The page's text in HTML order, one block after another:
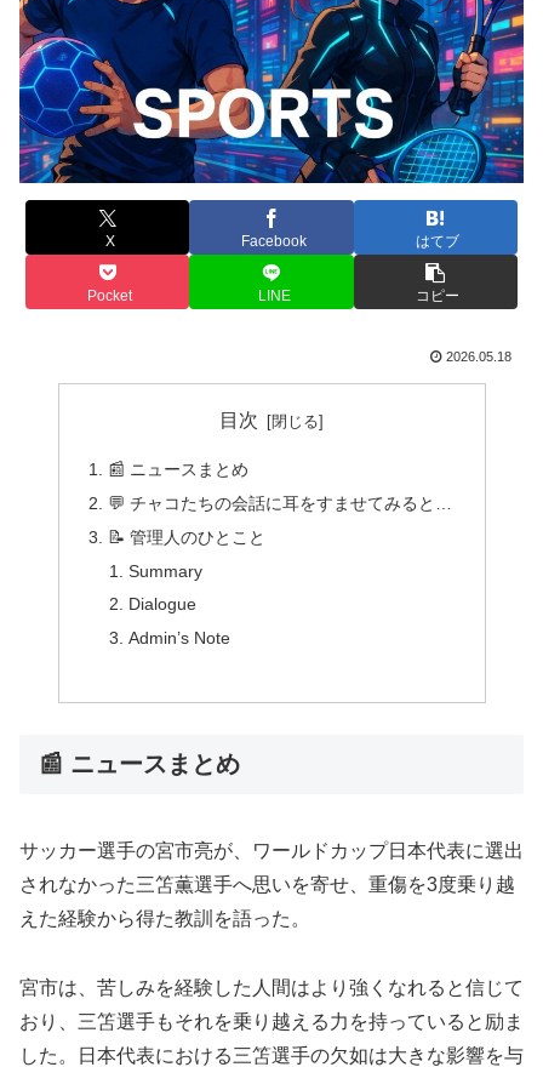
X Facebook はてブ
Pocket LINE コピー
2026.05.18
目次
📰 ニュースまとめ
💬 チャコたちの会話に耳をすませてみると…
📝 管理人のひとこと
Summary
Dialogue
Admin’s Note
📰 ニュースまとめ
サッカー選手の宮市亮が、ワールドカップ日本代表に選出
されなかった三笘薫選手へ思いを寄せ、重傷を3度乗り越
えた経験から得た教訓を語った。
宮市は、苦しみを経験した人間はより強くなれると信じて
おり、三笘選手もそれを乗り越える力を持っていると励ま
した。日本代表における三笘選手の欠如は大きな影響を与